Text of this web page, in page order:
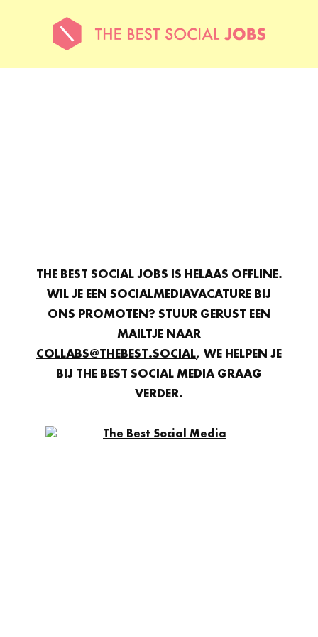
THE BEST SOCIAL JOBS IS HELAAS OFFLINE.
WIL JE EEN SOCIALMEDIAVACATURE BIJ
ONS PROMOTEN? STUUR GERUST EEN
MAILTJE NAAR
COLLABS@THEBEST.SOCIAL, WE HELPEN JE
BIJ THE BEST SOCIAL MEDIA GRAAG
VERDER.